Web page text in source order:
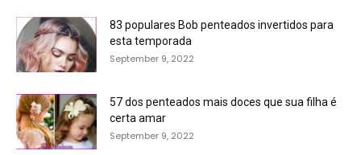
83 populares Bob penteados invertidos para
esta temporada
September 9, 2022
57 dos penteados mais doces que sua filha é
certa amar
September 9, 2022